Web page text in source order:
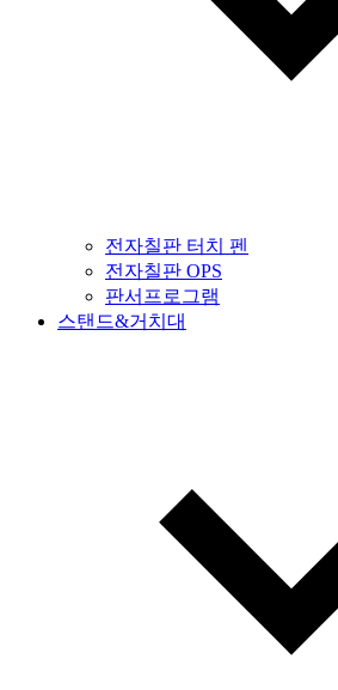
전자칠판 터치 펜
전자칠판 OPS
판서프로그램
스탠드&거치대